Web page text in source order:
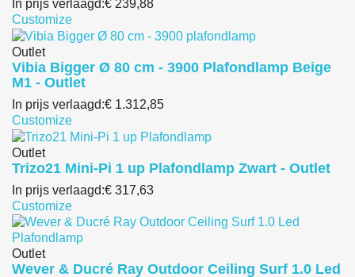
In prijs verlaagd:€ 239,88
Customize
Outlet
Vibia Bigger Ø 80 cm - 3900 Plafondlamp Beige
M1 - Outlet
In prijs verlaagd:€ 1.312,85
Customize
Outlet
Trizo21 Mini-Pi 1 up Plafondlamp Zwart - Outlet
In prijs verlaagd:€ 317,63
Customize
Outlet
Wever & Ducré Ray Outdoor Ceiling Surf 1.0 Led